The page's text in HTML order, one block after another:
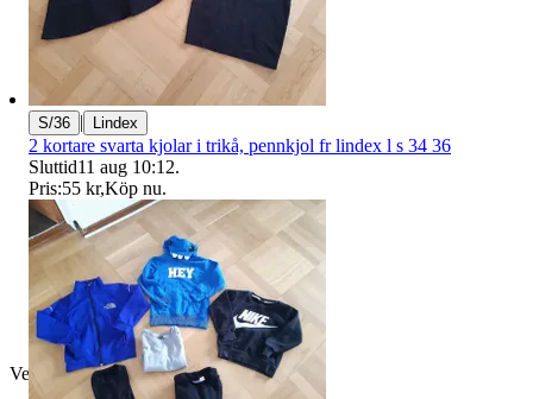
Verifierad
S/36 | Lindex
2 kortare svarta kjolar i trikå, pennkjol fr lindex l s 34 36
Sluttid11 aug 10:12.
Pris:55 kr,Köp nu.